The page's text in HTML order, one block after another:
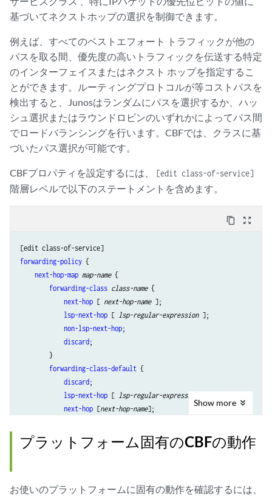
基づいてネクストホップの選択を制御できます。
例えば、すべてのベストエフォート トラフィックが他の
パスを取る間、優先度の高いトラフィックを伝送する特定
のインターフェイスまたはネクスト ホップを指定するこ
とができます。ルーティングプロトコルが等コストパスを
検出すると、Junosはランダムにパスを選択するか、ハッ
シュ選択またはラウンドロビンのいずれかによってパス間
でロードバランシングを行います。CBFでは、クラスに基
づいたパス選択が可能です。
CBFプロパティを設定するには、 [edit class-of-service]
階層レベルで以下のステートメントを含めます。
content_copy zoom_out_map
forwarding-policy {
next-hop-map map-name {
forwarding-class class-name {
next-hop [ next-hop-name ];
lsp-next-hop [ lsp-regular-expression ];
non-lsp-next-hop;
discard ;
        }
forwarding-class-default {
discard ;
lsp-next-hop [ lsp-regular-expression
next-hop [next-hop-name];
        }
    }
forwarding-class class-name;
Show more
プラットフォーム固有のCBFの動作
お使いのプラットフォームに固有の動作を確認するには、